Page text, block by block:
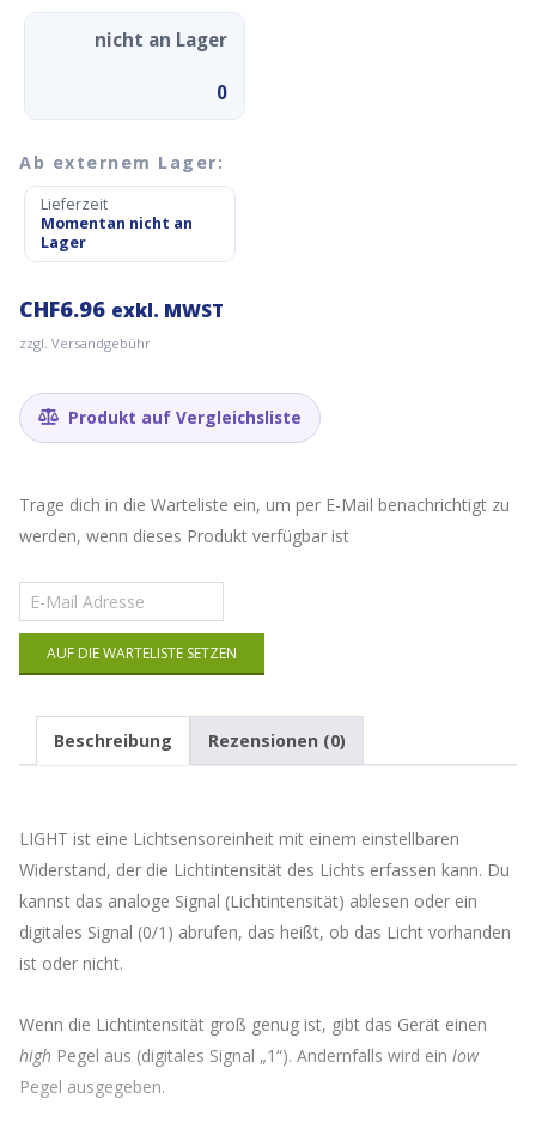
nicht an Lager
0
Ab externem Lager:
Lieferzeit
Momentan nicht an
Lager
CHF6.96 exkl. MWST
zzgl. Versandgebühr
Produkt auf Vergleichsliste
Trage dich in die Warteliste ein, um per E-Mail benachrichtigt zu
werden, wenn dieses Produkt verfügbar ist
Gib
deine
E-
Mail-
Adresse
die
dieses
Produkt
kommen
AUF DIE WARTELISTE SETZEN
Beschreibung Rezensionen (0)
LIGHT ist eine Lichtsensoreinheit mit einem einstellbaren
Widerstand, der die Lichtintensität des Lichts erfassen kann. Du
kannst das analoge Signal (Lichtintensität) ablesen oder ein
digitales Signal (0/1) abrufen, das heißt, ob das Licht vorhanden
ist oder nicht.
Wenn die Lichtintensität groß genug ist, gibt das Gerät einen
high Pegel aus (digitales Signal „1“). Andernfalls wird ein low
Pegel ausgegeben.